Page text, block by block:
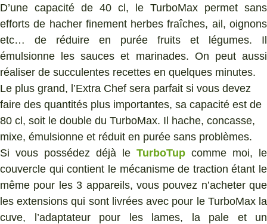
D’une capacité de 40 cl, le TurboMax permet sans
efforts de hacher finement herbes fraîches, ail, oignons
etc… de réduire en purée fruits et légumes. Il
émulsionne les sauces et marinades. On peut aussi
réaliser de succulentes recettes en quelques minutes.
Le plus grand, l’Extra Chef sera parfait si vous devez
faire des quantités plus importantes, sa capacité est de
80 cl, soit le double du TurboMax. Il hache, concasse,
mixe, émulsionne et réduit en purée sans problèmes.
Si vous possédez déjà le TurboTup comme moi, le
couvercle qui contient le mécanisme de traction étant le
même pour les 3 appareils, vous pouvez n’acheter que
les extensions qui sont livrées avec pour le TurboMax la
cuve, l’adaptateur pour les lames, la pale et un